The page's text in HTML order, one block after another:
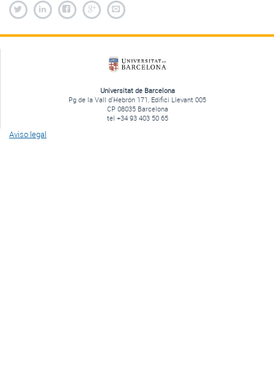
Universitat de Barcelona
Pg de la Vall d'Hebrón 171, Edifici Llevant 005
CP 08035 Barcelona
tel +34 93 403 50 65
Aviso legal